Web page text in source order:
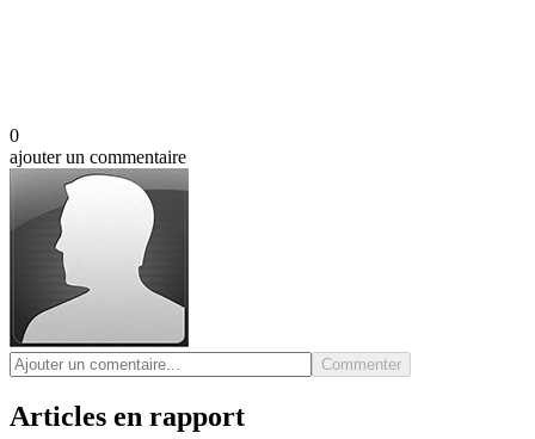
0
ajouter un commentaire
Commenter
Articles en rapport